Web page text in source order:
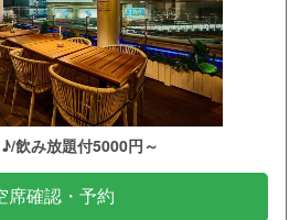
飲み放題付5000円～
席確認・予約